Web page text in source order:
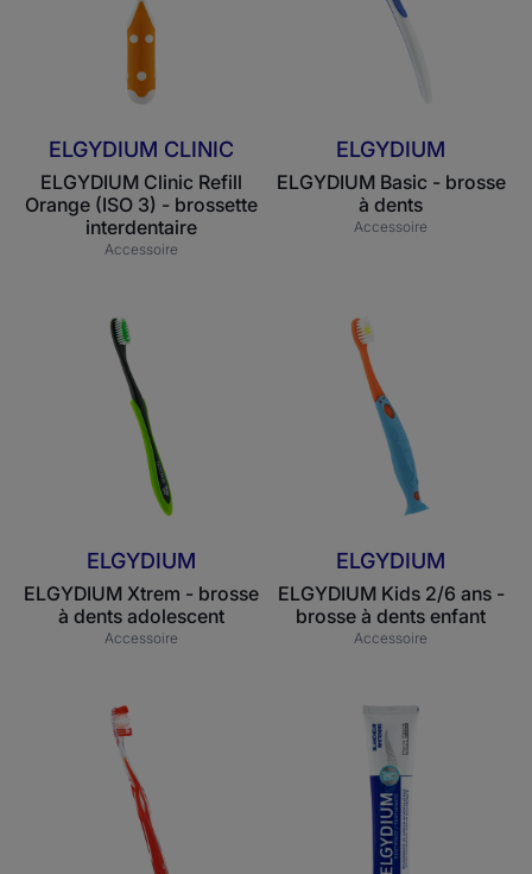
(ISO
3)
-
brossette
ELGYDIUM CLINIC
ELGYDIUM Clinic Refill
Orange (ISO 3) - brossette
interdentaire
Accessoire
à
dents
ELGYDIUM
ELGYDIUM Basic - brosse
à dents
Accessoire
brosse
à
dents
adolescent
ELGYDIUM
ELGYDIUM Xtrem - brosse
à dents adolescent
Accessoire
-
brosse
à
dents
ELGYDIUM
ELGYDIUM Kids 2/6 ans -
brosse à dents enfant
Accessoire
brosse
à
dents
ELGYDIUM
Blancheur
dentifrice